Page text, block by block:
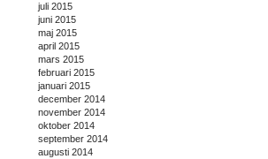
juli 2015
juni 2015
maj 2015
april 2015
mars 2015
februari 2015
januari 2015
december 2014
november 2014
oktober 2014
september 2014
augusti 2014